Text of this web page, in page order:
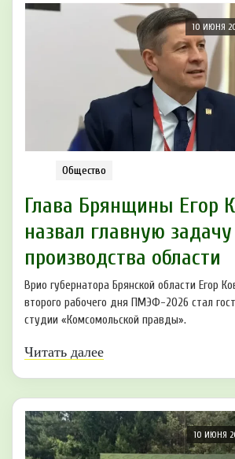
10 ИЮНЯ
Общество
Глава Брянщины Егор
назвал главную
производства области
Врио губернатора Брянской области Егор
второго рабочего дня ПМЭФ-2026 стал
студии «Комсомольской правды».
Читать далее
10 ИЮНЯ